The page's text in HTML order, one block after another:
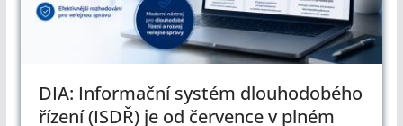
DIA: Informační systém dlouhodobého
řízení (ISDŘ) je od července v plném